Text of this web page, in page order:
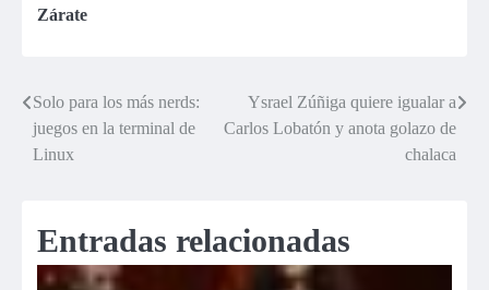
Zárate
Navegación
de
Solo para los más nerds:
juegos en la terminal de
Linux
Ysrael Zúñiga quiere igualar a
Carlos Lobatón y anota golazo de
chalaca
Entradas relacionadas